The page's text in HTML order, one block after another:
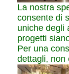
La nostra
consente di
uniche degli
progetti
Per una
dettagli, non